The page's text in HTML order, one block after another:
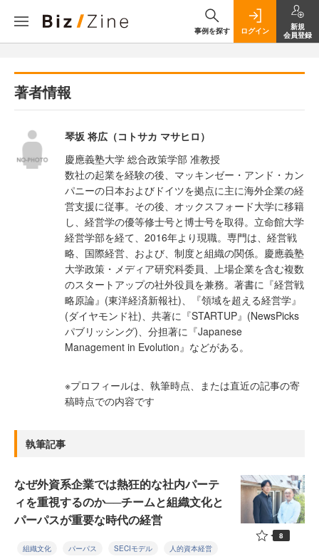
事例を探す ログイン
新規
会員登録
著者情報
琴坂 将広（コトサカ マサヒロ）
慶應義塾大学 総合政策学部 准教授
数社の起業を経験の後、マッキンゼー・アンド・カン
パニーの日本およびドイツを拠点に主に海外企業の経
営支援に従事。その後、オックスフォード大学に移籍
し、経営学の優等修士号と博士号を取得。立命館大学
経営学部を経て、2016年より現職。専門は、経営戦
略、国際経営、および、制度と組織の関係。慶應義塾
大学政策・メディア研究科委員、上場企業を含む複数
のスタートアップの社外役員を兼務。著書に『経営戦
略原論』(東洋経済新報社)、『領域を超える経営学』
(ダイヤモンド社)、共著に『STARTUP』(NewsPicks
パブリッシング)、分担著に『Japanese
Management in Evolution』などがある。
※プロフィールは、執筆時点、または直近の記事の寄
稿時点での内容です
執筆記事
なぜ外資系企業では熱狂的な社内パーテ
ィを重視するのか──チームと組織文化と
パーパスが重要な時代の経営
組織文化 パーパス SECIモデル 人的資本経営
8